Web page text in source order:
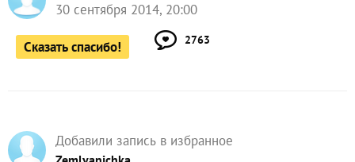
30 сентября 2014, 20:00
Сказать спасибо! 2763
Добавили запись в избранное